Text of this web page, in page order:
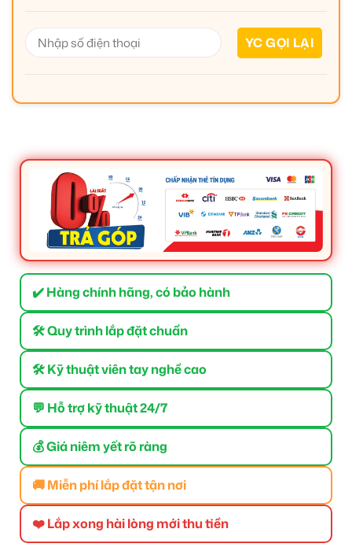
✔️ Hàng chính hãng, có bảo hành
🛠 Quy trình lắp đặt chuẩn
🛠 Kỹ thuật viên tay nghề cao
💬 Hỗ trợ kỹ thuật 24/7
💰 Giá niêm yết rõ ràng
🚚 Miễn phí lắp đặt tận nơi
❤️ Lắp xong hài lòng mới thu tiền